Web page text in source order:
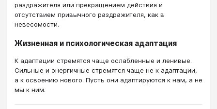
раздражителя или прекращением действия и
отсутствием привычного раздражителя, как в
невесомости.
Жизненная и психологическая адаптация
К адаптации стремятся чаще ослабленные и ленивые.
Сильные и энергичные стремятся чаще не к адаптации,
а к освоению нового. Пусть они адаптируются к нам, а не
мы к ним.